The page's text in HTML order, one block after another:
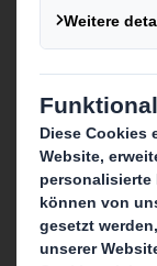
Services